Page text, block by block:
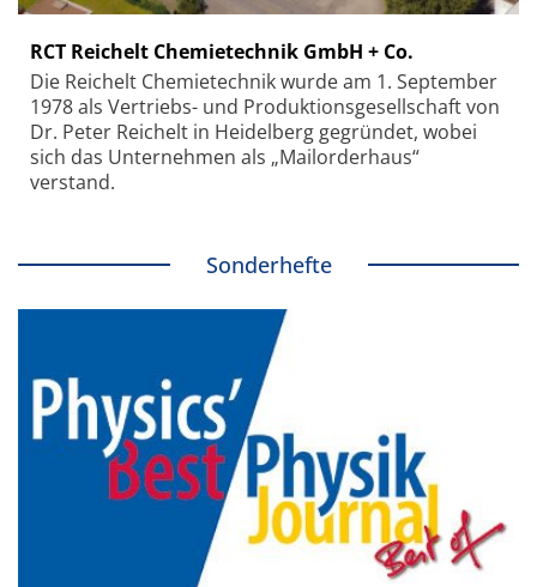
RCT Reichelt Chemietechnik GmbH + Co.
Die Reichelt Chemietechnik wurde am 1. September
1978 als Vertriebs- und Produktionsgesellschaft von
Dr. Peter Reichelt in Heidelberg gegründet, wobei
sich das Unternehmen als „Mailorderhaus“
verstand.
Sonderhefte